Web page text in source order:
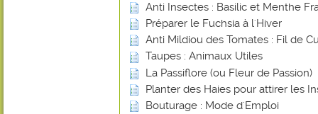
Anti Insectes : Basilic et Menthe
Préparer le Fuchsia à l'Hiver
Anti Mildiou des Tomates : Fil de
Taupes : Animaux Utiles
La Passiflore (ou Fleur de Passion)
Planter des Haies pour attirer les
Bouturage : Mode d'Emploi